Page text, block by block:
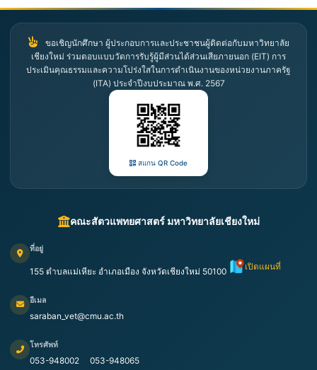
ขอเชิญนักศึกษา ผู้ประกอบการและประชาชนผู้ติดต่อกับมหาวิทยาลัย
เชียงใหม่ ร่วมตอบแบบวัดการรับรู้ผู้มีส่วนได้ส่วนเสียภายนอก (EIT) การ
ประเมินคุณธรรมและความโปร่งใสในการดำเนินงานของหน่วยงานภาครัฐ
(ITA) ประจำปีงบประมาณ พ.ศ. 2567
สแกน QR Code
คณะสัตวแพทยศาสตร์ มหาวิทยาลัยเชียงใหม่
ที่อยู่
155 ตำบลแม่เหียะ อำเภอเมือง จังหวัดเชียงใหม่ 50100 เปิดแผนที่
อีเมล
saraban_vet@cmu.ac.th
โทรศัพท์
053-948002 053-948065